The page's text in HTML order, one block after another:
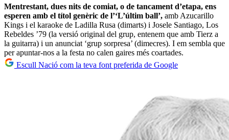
Mentrestant, dues nits de comiat, o de tancament d’etapa, ens
esperen amb el títol genèric de l’‘L’últim ball’, amb Azucarillo
Kings i el karaoke de Ladilla Rusa (dimarts) i Josele Santiago, Los
Rebeldes ’79 (la versió original del grup, entenem que amb Tierz a
la guitarra) i un anunciat ‘grup sorpresa’ (dimecres). I em sembla que
per apuntar-nos a la festa no calen gaires més coartades.
Escull Nació com la teva font preferida de Google